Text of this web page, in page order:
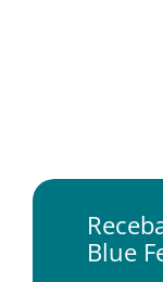
Blue